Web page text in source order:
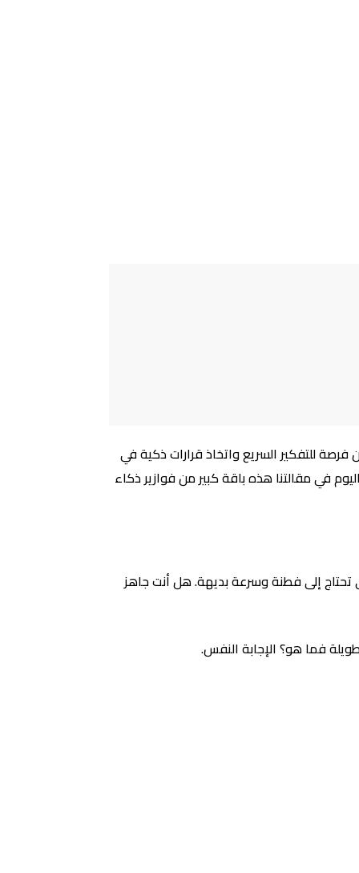
للتفكير السريع واتخاذ قرارات ذكية في
في مقالتنا هذه باقة كبير من فوازير ذكاء
تحتاج إلى فطنة وسرعة بديهة. هل أنت جاهز
فما هو؟ الإجابة النفس.